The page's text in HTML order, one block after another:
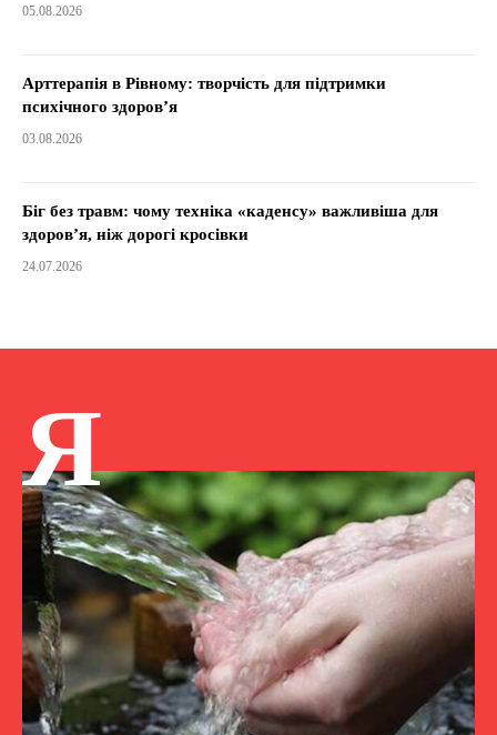
05.08.2026
Арттерапія в Рівному: творчість для підтримки
психічного здоров’я
03.08.2026
Біг без травм: чому техніка «каденсу» важливіша для
здоров’я, ніж дорогі кросівки
24.07.2026
Я